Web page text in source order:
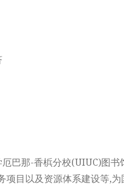
巴那-香梹分校(UIUC)图
项目以及资源体系建设等,